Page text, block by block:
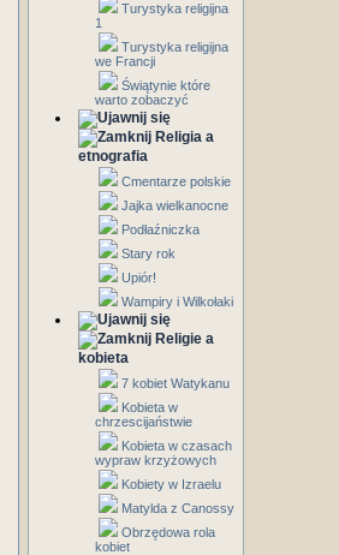
Turystyka religijna
1
Turystyka religijna
we Francji
Świątynie które
warto zobaczyć
Religia a
etnografia
Cmentarze polskie
Jajka wielkanocne
Podłaźniczka
Stary rok
Upiór!
Wampiry i Wilkołaki
Religie a
kobieta
7 kobiet Watykanu
Kobieta w
chrzescijaństwie
Kobieta w czasach
wypraw krzyżowych
Kobiety w Izraelu
Matylda z Canossy
Obrzędowa rola
kobiet